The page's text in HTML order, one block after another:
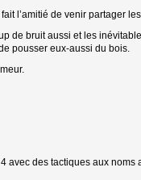
l’amitié de venir partager
de bruit aussi et les
pousser eux-aussi du bois.
avec des tactiques aux